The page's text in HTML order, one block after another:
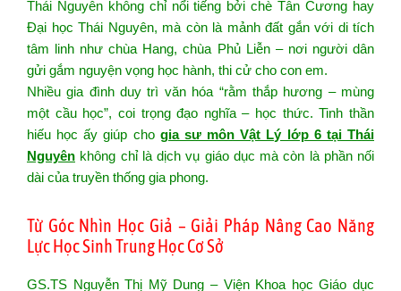
Thái Nguyên không chỉ nổi tiếng bởi chè Tân Cương hay
Đại học Thái Nguyên, mà còn là mảnh đất gắn với di tích
tâm linh như chùa Hang, chùa Phủ Liễn – nơi người dân
gửi gắm nguyện vọng học hành, thi cử cho con em.
Nhiều gia đình duy trì văn hóa “rằm thắp hương – mùng
một cầu học”, coi trọng đạo nghĩa – học thức. Tinh thần
hiếu học ấy giúp cho gia sư môn Vật Lý lớp 6 tại Thái
Nguyên không chỉ là dịch vụ giáo dục mà còn là phần nối
dài của truyền thống gia phong.
Từ Góc Nhìn Học Giả – Giải Pháp Nâng Cao Năng
Lực Học Sinh Trung Học Cơ Sở
GS.TS Nguyễn Thị Mỹ Dung – Viện Khoa học Giáo dục